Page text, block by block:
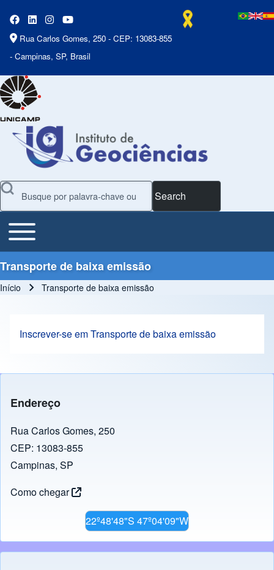
Rua Carlos Gomes, 250 - CEP: 13083-855
- Campinas, SP, Brasil
Search
Main Menu
Toggle main menu
Transporte de baixa emissão
Início Transporte de baixa emissão
Inscrever-se em Transporte de baixa emissão
Endereço
Rua Carlos Gomes, 250
CEP: 13083-855
Campinas, SP
Como chegar
22º48'48"S 47º04'09"W